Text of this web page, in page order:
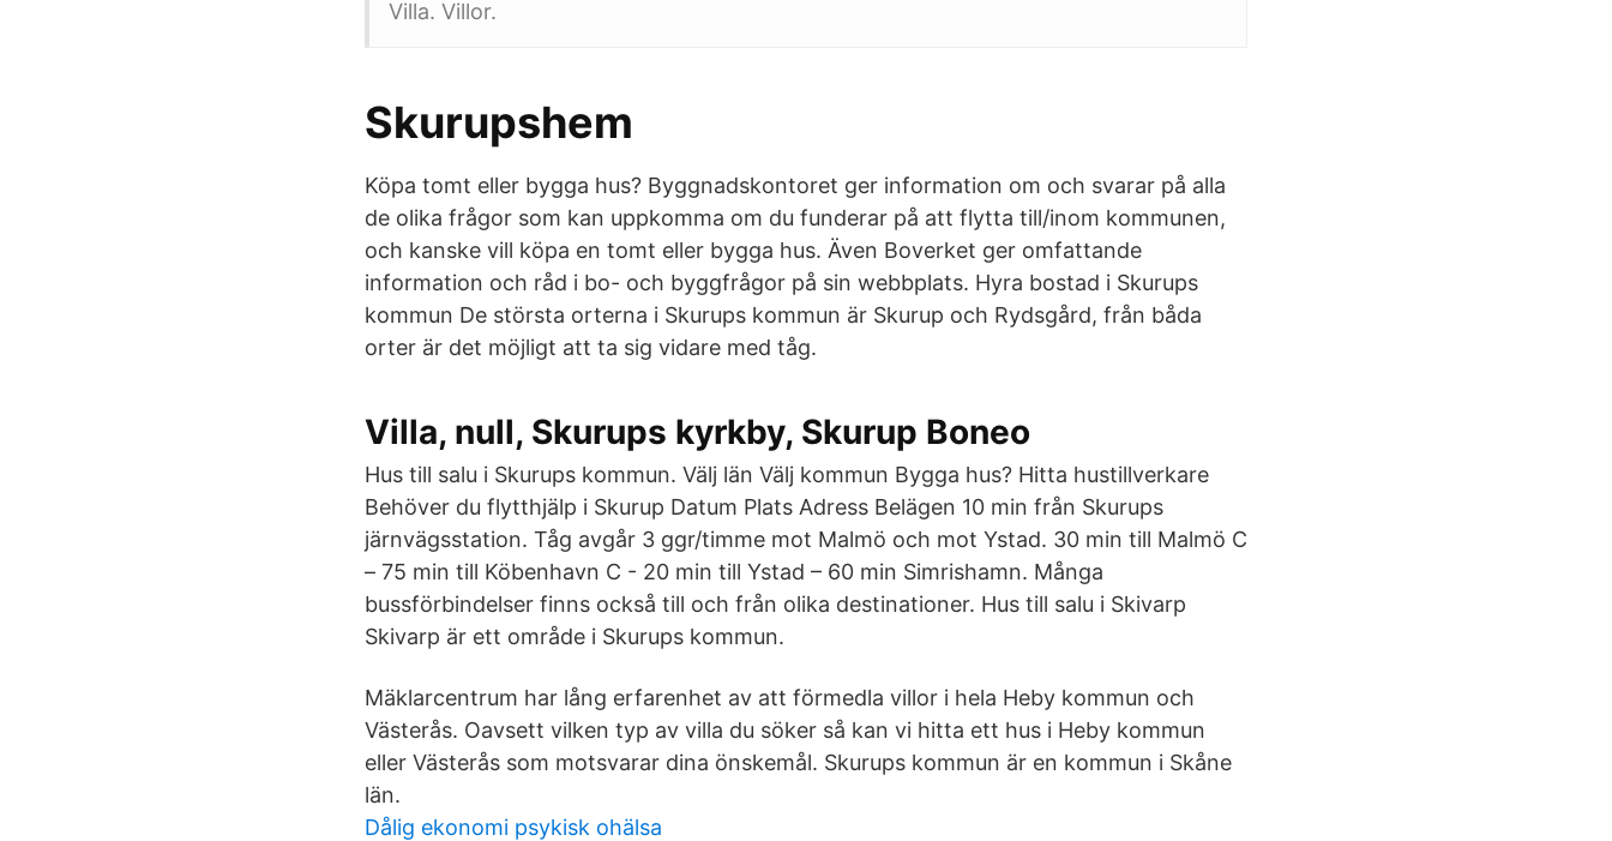
Villa. Villor.
Skurupshem
Köpa tomt eller bygga hus? Byggnadskontoret ger information om och svarar på alla
de olika frågor som kan uppkomma om du funderar på att flytta till/inom kommunen,
och kanske vill köpa en tomt eller bygga hus. Även Boverket ger omfattande
information och råd i bo- och byggfrågor på sin webbplats. Hyra bostad i Skurups
kommun De största orterna i Skurups kommun är Skurup och Rydsgård, från båda
orter är det möjligt att ta sig vidare med tåg.
Villa, null, Skurups kyrkby, Skurup Boneo
Hus till salu i Skurups kommun. Välj län Välj kommun Bygga hus? Hitta hustillverkare
Behöver du flytthjälp i Skurup Datum Plats Adress Belägen 10 min från Skurups
järnvägsstation. Tåg avgår 3 ggr/timme mot Malmö och mot Ystad. 30 min till Malmö C
– 75 min till Köbenhavn C - 20 min till Ystad – 60 min Simrishamn. Många
bussförbindelser finns också till och från olika destinationer. Hus till salu i Skivarp
Skivarp är ett område i Skurups kommun.
Mäklarcentrum har lång erfarenhet av att förmedla villor i hela Heby kommun och
Västerås. Oavsett vilken typ av villa du söker så kan vi hitta ett hus i Heby kommun
eller Västerås som motsvarar dina önskemål. Skurups kommun är en kommun i Skåne
län.
Dålig ekonomi psykisk ohälsa